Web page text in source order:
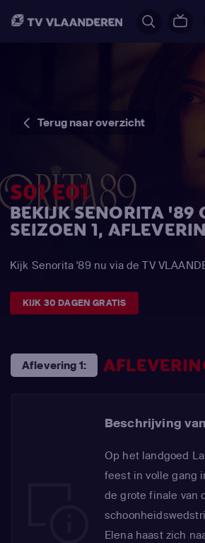
Terug naar overzicht
S01 E01
BEKIJK SENORITA '89
SEIZOEN 1,
Kijk Senorita '89 nu via de TV
KIJK 30 DAGEN GRATIS
Aflevering 1:
Beschrijving
Op het landgoed
feest in volle gang
de grote finale van
Elena haast zich